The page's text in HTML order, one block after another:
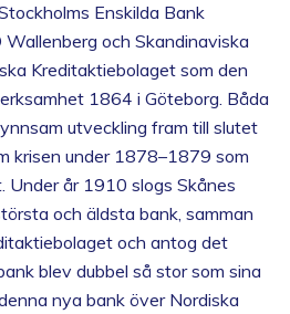
Enskilda Bank
och Skandinaviska
Kreditaktiebolaget som den
1864 i Göteborg. Båda
utveckling fram till slutet
krisen under 1878–1879 som
Under år 1910 slogs Skånes
och äldsta bank, samman
och antog det
blev dubbel så stor som sina
nya bank över Nordiska